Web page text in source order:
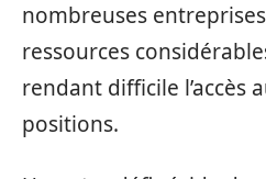
nombreuses
ressources
rendant difficile l’accès
positions.